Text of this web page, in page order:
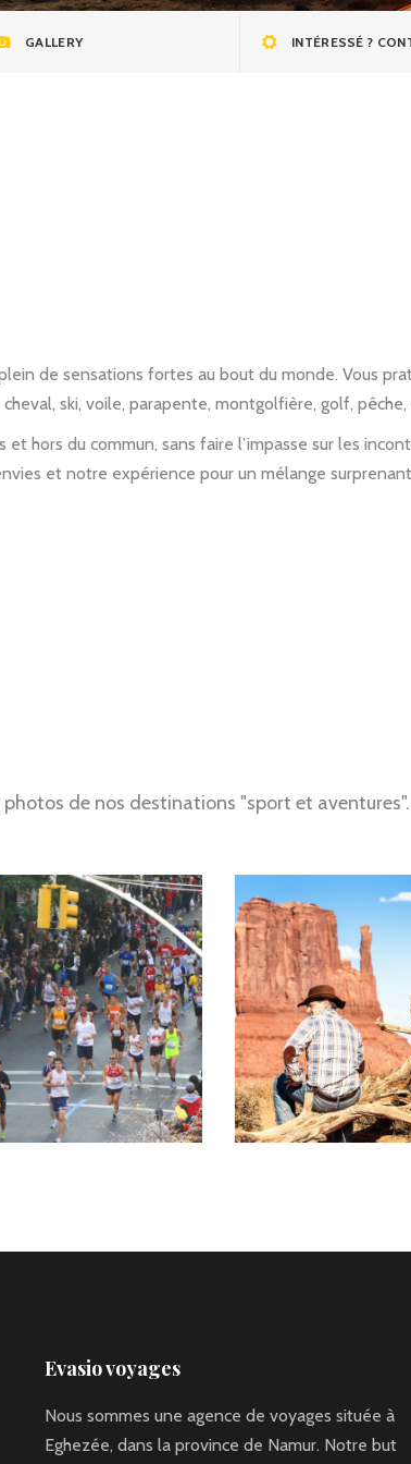
GALLERY INTÉRESSÉ ?
de sensations fortes au bout du monde. Vous
ski, voile, parapente, montgolfière, golf,
hors du commun, sans faire l’impasse sur les
et notre expérience pour un mélange
de nos destinations "sport et aventures".
Evasio voyages
Nous sommes une agence de voyages située à
Eghezée, dans la province de Namur. Notre but